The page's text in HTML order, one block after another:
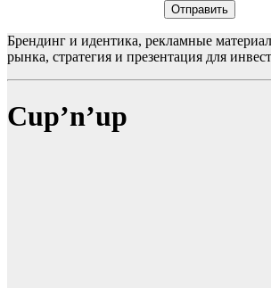
Брендинг и идентика, рекламные
рынка, стратегия и презентация для
Cup’n’up